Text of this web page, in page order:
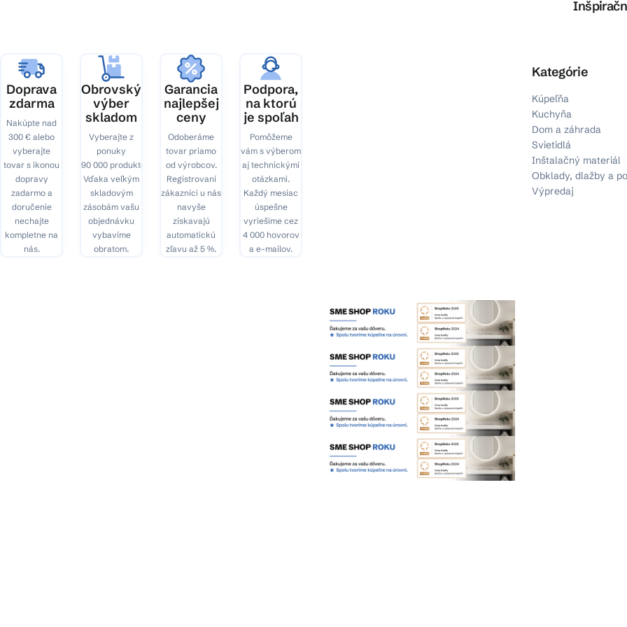
Doprava
zdarma
Nakúpte nad
300 € alebo
vyberajte
tovar s ikonou
dopravy
zadarmo a
doručenie
nechajte
kompletne na
nás.
Obrovský
výber
skladom
Vyberajte z
ponuky
90 000 produktov.
Vďaka veľkým
skladovým
zásobám vašu
objednávku
vybavíme
obratom.
Garancia
najlepšej
ceny
Odoberáme
tovar priamo
od výrobcov.
Registrovaní
zákazníci u nás
navyše
získavajú
automatickú
zľavu až 5 %.
Podpora,
na ktorú
je spoľah
Pomôžeme
vám s výberom
aj technickými
otázkami.
Každý mesiac
úspešne
vyriešime cez
4 000 hovorov
a e-mailov.
Kategórie
Kúpeľňa
Kuchyňa
Dom a záhrada
Svietidlá
Inštalačný materiál
Obklady, dlažby a
Výpredaj